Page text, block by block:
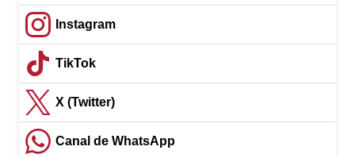
Instagram
TikTok
X (Twitter)
Canal de WhatsApp